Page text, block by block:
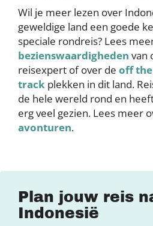
Wil je meer lezen over
geweldige land een goede
speciale rondreis? Lees
bezienswaardigheden van
reisexpert of over de off
track plekken in dit land.
de hele wereld rond en
erg veel gezien. Lees meer
avonturen.
Plan jouw reis
Indonesië